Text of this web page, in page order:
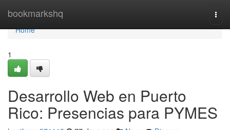
bookmarkshq
Home
Home
1
Desarrollo Web en Puerto
Rico: Presencias para PYMES